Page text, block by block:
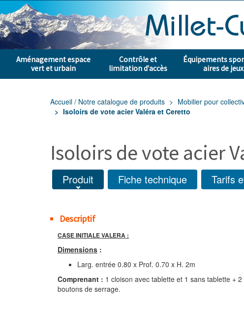
Aménagement espace
vert et urbain
Contrôle et
limitation d'accès
Équipements
aires de jeux
Accueil / Notre catalogue de produits Mobilier pour
Isoloirs de vote acier Valéra et Ceretto
Isoloirs de vote acier
Produit Fiche technique Tarifs
Descriptif
CASE INITIALE VALERA :
Dimensions :
Larg. entrée 0.80 x Prof. 0.70 x H. 2m
Comprenant : 1 cloison avec tablette et 1 sans tablette +
boutons de serrage.